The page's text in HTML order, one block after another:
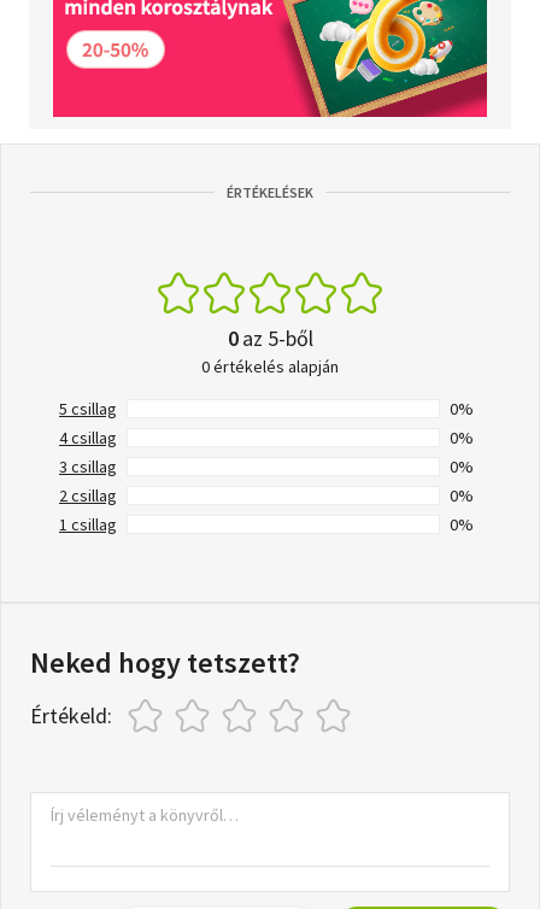
ÉRTÉKELÉSEK
0az 5-ből
0 értékelés alapján
5 csillag
0%
4 csillag
0%
3 csillag
0%
2 csillag
0%
1 csillag
0%
Neked hogy tetszett?
Értékeld: